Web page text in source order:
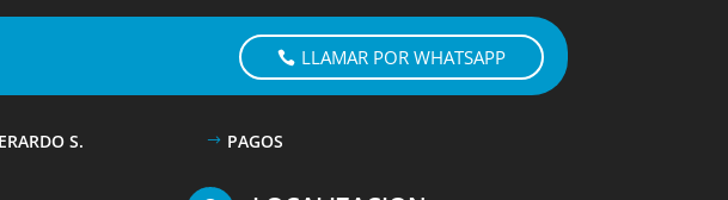
LLAMAR POR WHATSAPP
S. PAGOS